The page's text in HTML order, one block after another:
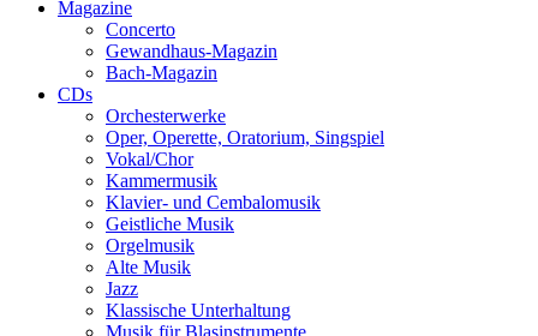
Magazine
Concerto
Gewandhaus-Magazin
Bach-Magazin
CDs
Orchesterwerke
Oper, Operette, Oratorium, Singspiel
Vokal/Chor
Kammermusik
Klavier- und Cembalomusik
Geistliche Musik
Orgelmusik
Alte Musik
Jazz
Klassische Unterhaltung
Musik für Blasinstrumente